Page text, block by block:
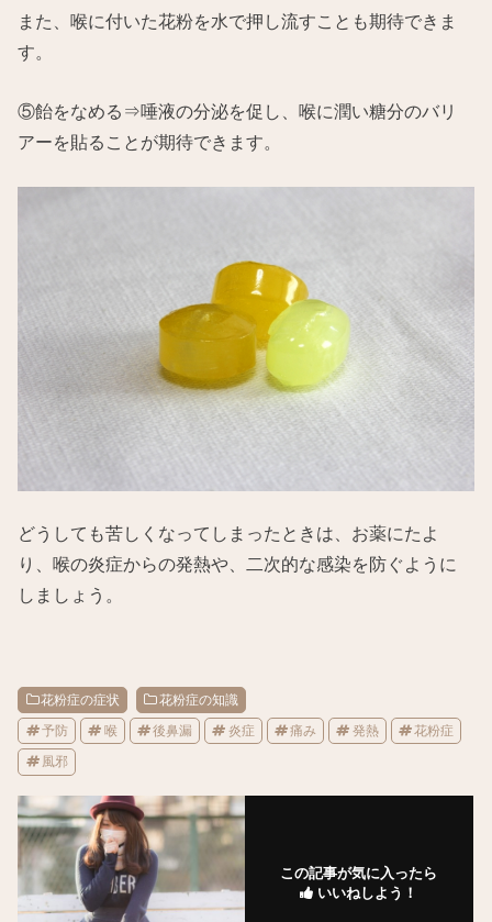
また、喉に付いた花粉を水で押し流すことも期待できま
す。
⑤飴をなめる⇒唾液の分泌を促し、喉に潤い糖分のバリ
アーを貼ることが期待できます。
どうしても苦しくなってしまったときは、お薬にたよ
り、喉の炎症からの発熱や、二次的な感染を防ぐように
しましょう。
花粉症の症状 花粉症の知識
予防 喉 後鼻漏 炎症 痛み 発熱 花粉症
風邪
この記事が気に入ったら
いいねしよう！